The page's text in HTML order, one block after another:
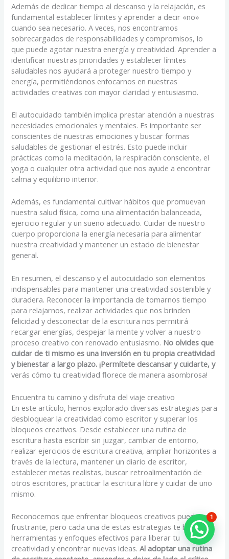
Además de dedicar tiempo al descanso y la relajación, es
fundamental establecer límites y aprender a decir «no»
cuando sea necesario. A veces, nos encontramos
sobrecargados de responsabilidades y compromisos, lo
que puede agotar nuestra energía y creatividad. Aprender a
identificar nuestras prioridades y establecer límites
saludables nos ayudará a proteger nuestro tiempo y
energía, permitiéndonos enfocarnos en nuestras
actividades creativas con mayor claridad y entusiasmo.
El autocuidado también implica prestar atención a nuestras
necesidades emocionales y mentales. Es importante ser
conscientes de nuestras emociones y buscar formas
saludables de gestionar el estrés. Esto puede incluir
prácticas como la meditación, la respiración consciente, el
yoga o cualquier otra actividad que nos ayude a encontrar
calma y equilibrio interior.
Además, es fundamental cultivar hábitos que promuevan
nuestra salud física, como una alimentación balanceada,
ejercicio regular y un sueño adecuado. Cuidar de nuestro
cuerpo proporciona la energía necesaria para alimentar
nuestra creatividad y mantener un estado de bienestar
general.
En resumen, el descanso y el autocuidado son elementos
indispensables para mantener una creatividad sostenible y
duradera. Reconocer la importancia de tomarnos tiempo
para relajarnos, realizar actividades que nos brinden
felicidad y desconectar de la escritura nos permitirá
recargar energías, despejar la mente y volver a nuestro
proceso creativo con renovado entusiasmo. No olvides que
cuidar de ti mismo es una inversión en tu propia creatividad
y bienestar a largo plazo. ¡Permítete descansar y cuidarte, y
verás cómo tu creatividad florece de manera asombrosa!
Encuentra tu camino y disfruta del viaje creativo
En este artículo, hemos explorado diversas estrategias para
desbloquear la creatividad como escritor y superar los
bloqueos creativos. Desde establecer una rutina de
escritura hasta escribir sin juzgar, cambiar de entorno,
realizar ejercicios de escritura creativa, ampliar horizontes a
través de la lectura, mantener un diario de escritor,
establecer metas realistas, buscar retroalimentación de
otros escritores, practicar la escritura libre y cuidar de uno
mismo.
Reconocemos que enfrentar bloqueos creativos puede ser
frustrante, pero cada una de estas estrategias te brinda
herramientas y enfoques efectivos para liberar tu
creatividad y encontrar nuevas ideas.Al adoptar una rutina
1